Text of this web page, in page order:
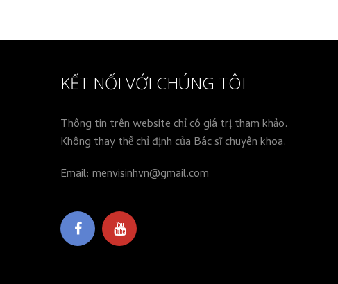
KẾT NỐI VỚI CHÚNG TÔI
Thông tin trên website chỉ có giá trị tham khảo.
Không thay thế chỉ định của Bác sĩ chuyên khoa.
Email: menvisinhvn@gmail.com